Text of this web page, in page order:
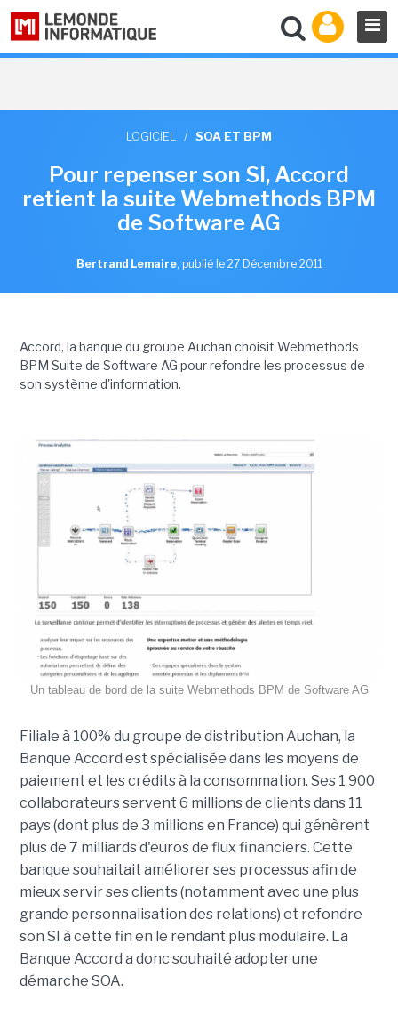
LOGICIEL / SOA ET BPM
Pour repenser son SI, Accord
retient la suite Webmethods BPM
de Software AG
Bertrand Lemaire, publié le 27 Décembre 2011
Accord, la banque du groupe Auchan choisit Webmethods
BPM Suite de Software AG pour refondre les processus de
son système d'information.
Un tableau de bord de la suite Webmethods BPM de Software AG
Filiale à 100% du groupe de distribution Auchan, la
Banque Accord est spécialisée dans les moyens de
paiement et les crédits à la consommation. Ses 1 900
collaborateurs servent 6 millions de clients dans 11
pays (dont plus de 3 millions en France) qui génèrent
plus de 7 milliards d'euros de flux financiers. Cette
banque souhaitait améliorer ses processus afin de
mieux servir ses clients (notamment avec une plus
grande personnalisation des relations) et refondre
son SI à cette fin en le rendant plus modulaire. La
Banque Accord a donc souhaité adopter une
démarche SOA.